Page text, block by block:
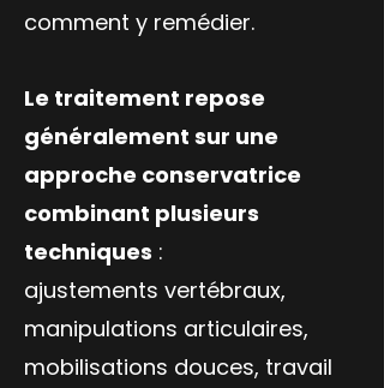
comment y remédier.
Le traitement repose
généralement sur une
approche conservatrice
combinant plusieurs
techniques :
ajustements vertébraux,
manipulations articulaires,
mobilisations douces, travail